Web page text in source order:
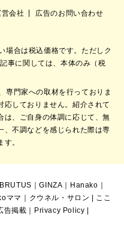
営会社
広告のお問い合わせ
場合は税込価格です。ただしク
事に関しては、本体のみ（税
専門家への取材を行っておりま
応しておりません。紹介されて
は、ご自身の体調に応じて、無
、不調などを感じられた際は専
。
｜GINZA ｜ Hanako ｜
ママ ｜ クウネル・サロン | ここ
告掲載 ｜ Privacy Policy |